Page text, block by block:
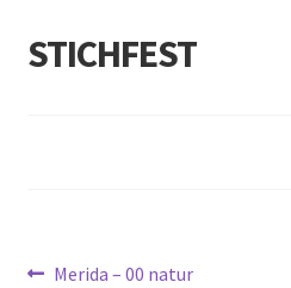
Zur
Navigation
Zum
Inhalt
STICHFEST
Vorheriger
Merida – 00 natur